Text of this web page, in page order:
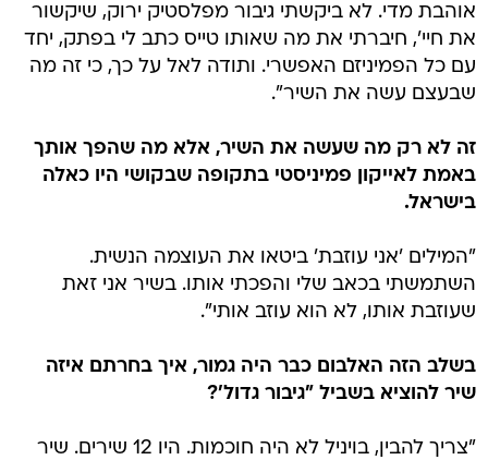
אוהבת מדי. לא ביקשתי גיבור מפלסטיק ירוק, שיקשור
את חיי', חיברתי את מה שאותו טייס כתב לי בפתק, יחד
עם כל הפמיניזם האפשרי. ותודה לאל על כך, כי זה מה
שבעצם עשה את השיר".
זה לא רק מה שעשה את השיר, אלא מה שהפך אותך
באמת לאייקון פמיניסטי בתקופה שבקושי היו כאלה
בישראל.
"המילים 'אני עוזבת' ביטאו את העוצמה הנשית.
השתמשתי בכאב שלי והפכתי אותו. בשיר אני זאת
שעוזבת אותו, לא הוא עוזב אותי".
בשלב הזה האלבום כבר היה גמור, איך בחרתם איזה
שיר להוציא בשביל "גיבור גדול'?
"צריך להבין, בויניל לא היה חוכמות. היו 12 שירים. שיר